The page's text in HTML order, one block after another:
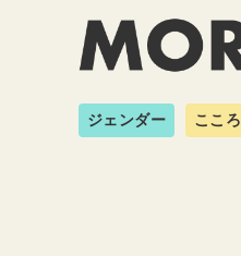
ジェンダー こころ